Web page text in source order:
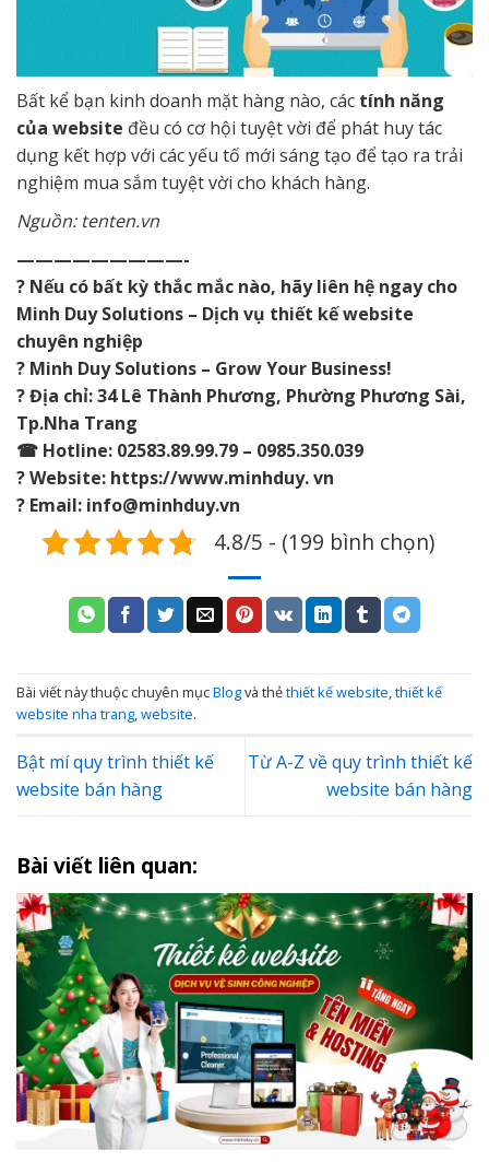
Bất kể bạn kinh doanh mặt hàng nào, các tính năng
của website đều có cơ hội tuyệt vời để phát huy tác
dụng kết hợp với các yếu tố mới sáng tạo để tạo ra trải
nghiệm mua sắm tuyệt vời cho khách hàng.
Nguồn: tenten.vn
—————————-
? Nếu có bất kỳ thắc mắc nào, hãy liên hệ ngay cho
Minh Duy Solutions – Dịch vụ thiết kế website
chuyên nghiệp
? Minh Duy Solutions – Grow Your Business!
? Địa chỉ: 34 Lê Thành Phương, Phường Phương Sài,
Tp.Nha Trang
☎ Hotline: 02583.89.99.79 – 0985.350.039
? Website: https://www.minhduy. vn
? Email: info@minhduy.vn
4.8/5 - (199 bình chọn)
Bài viết này thuộc chuyên mụcBlogvà thẻthiết kế website,thiết kế
website nha trang,website.
Bật mí quy trình thiết kế
website bán hàng
Từ A-Z về quy trình thiết kế
website bán hàng
Bài viết liên quan: